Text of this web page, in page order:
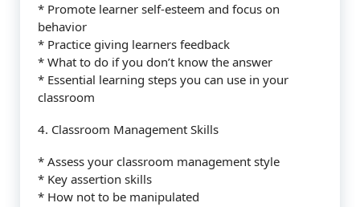
* Promote learner self-esteem and focus on
behavior
* Practice giving learners feedback
* What to do if you don’t know the answer
* Essential learning steps you can use in your
classroom
4. Classroom Management Skills
* Assess your classroom management style
* Key assertion skills
* How not to be manipulated